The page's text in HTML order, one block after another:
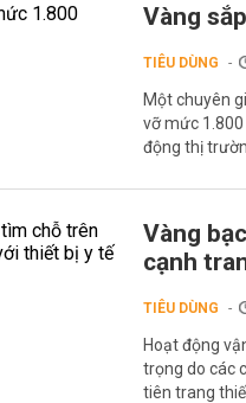
Vàng
TIÊU DÙNG
Một chuyên
vỡ mức
động thị
Vàng
cạnh
TIÊU DÙNG
Hoạt động
trọng do các
tiên trang